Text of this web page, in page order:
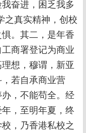
奋进，困乏我多
之真实精神，创校
。其二，是年香
商署登记为商业
想，穆谓，新亚
若自承商业营
，不能苟全。经
，至明年夏，终
，乃香港私校之